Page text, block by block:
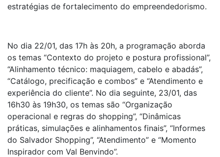
estratégias de fortalecimento do empreendedorismo.
No dia 22/01, das 17h às 20h, a programação aborda
os temas “Contexto do projeto e postura profissional”,
“Alinhamento técnico: maquiagem, cabelo e abadás”,
“Catálogo, precificação e combos” e “Atendimento e
experiência do cliente”. No dia seguinte, 23/01, das
16h30 às 19h30, os temas são “Organização
operacional e regras do shopping”, “Dinâmicas
práticas, simulações e alinhamentos finais”, “Informes
do Salvador Shopping”, “Atendimento” e “Momento
Inspirador com Val Benvindo”.